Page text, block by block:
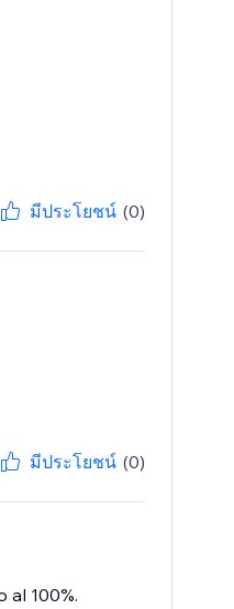
มีประโยชน์ (0)
มีประโยชน์ (0)
al 100%.